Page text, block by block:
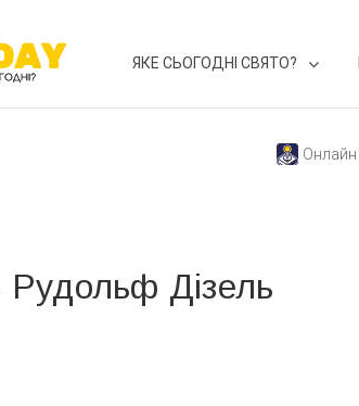
ЯКЕ СЬОГОДНІ СВЯТО?
Онлайн
Рудольф Дізель